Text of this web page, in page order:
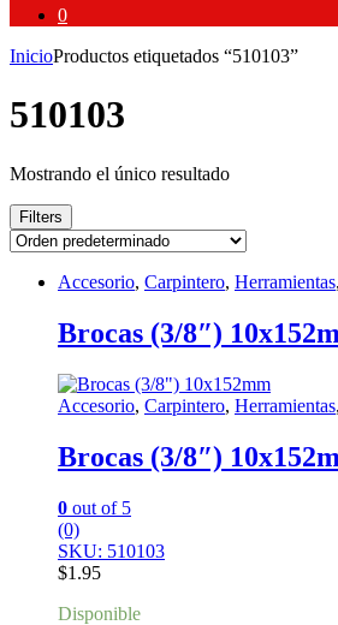
0
InicioProductos etiquetados “510103”
510103
Mostrando el único resultado
Filters
Accesorio, Carpintero, Herramientas,
Brocas (3/8″)
Accesorio, Carpintero, Herramientas,
Brocas (3/8″)
0 out of 5
(0)
SKU: 510103
$1.95
Disponible